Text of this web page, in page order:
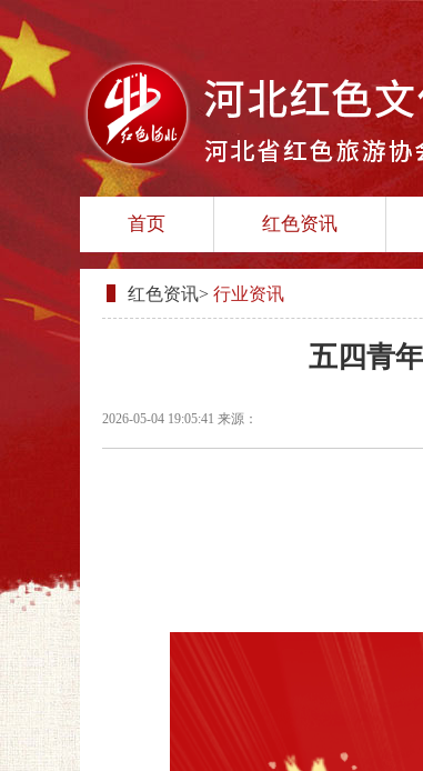
首页 红色资讯
红色资讯> 行业资讯
五四青
2026-05-04 19:05:41 来源：